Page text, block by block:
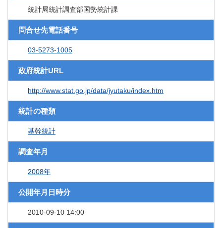
統計局統計調査部国勢統計課
問合せ先電話番号
03-5273-1005
政府統計URL
http://www.stat.go.jp/data/jyutaku/index.htm
統計の種類
基幹統計
調査年月
2008年
公開年月日時分
2010-09-10 14:00